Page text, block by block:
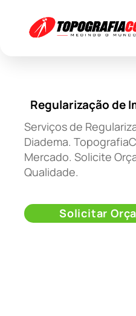
Regularização de
Serviços de
Diadema.
Mercado. Solicite
Qualidade.
Solicitar